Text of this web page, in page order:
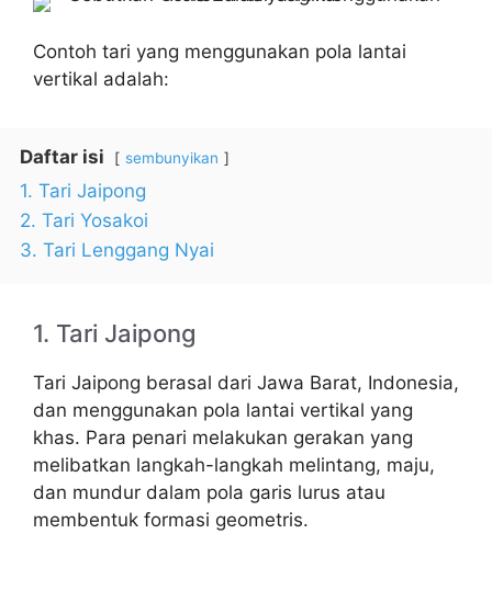
Contoh tari yang menggunakan pola lantai
vertikal adalah:
Daftar isi sembunyikan
1. Tari Jaipong
2. Tari Yosakoi
3. Tari Lenggang Nyai
1. Tari Jaipong
Tari Jaipong berasal dari Jawa Barat, Indonesia,
dan menggunakan pola lantai vertikal yang
khas. Para penari melakukan gerakan yang
melibatkan langkah-langkah melintang, maju,
dan mundur dalam pola garis lurus atau
membentuk formasi geometris.